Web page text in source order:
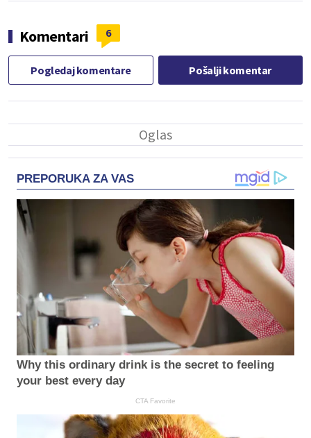
Komentari 6
Pogledaj komentare Pošalji komentar
PREPORUKA ZA VAS
Why this ordinary drink is the secret to feeling
your best every day
CTA Favorite